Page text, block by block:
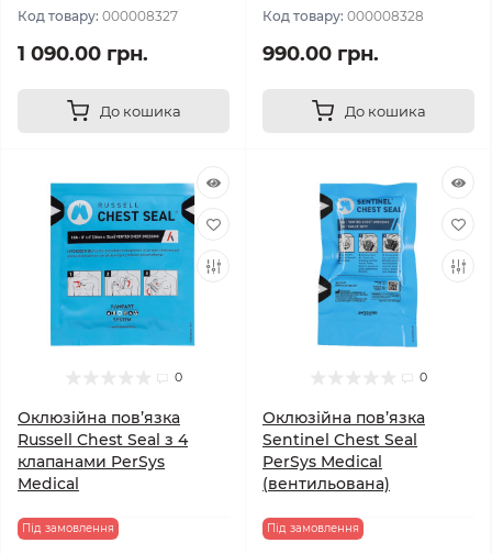
Код товару: 000008327
1 090.00 грн.
До кошика
Код товару: 000008328
990.00 грн.
До кошика
0
Оклюзійна пов’язка
Russell Chest Seal з 4
клапанами PerSys
Medical
Під замовлення
0
Оклюзійна пов’язка
Sentinel Chest Seal
PerSys Medical
(вентильована)
Під замовлення